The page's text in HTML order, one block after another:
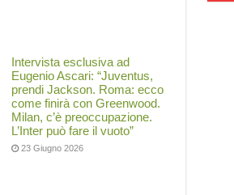
Intervista esclusiva ad
Eugenio Ascari: “Juventus,
prendi Jackson. Roma: ecco
come finirà con Greenwood.
Milan, c’è preoccupazione.
L’Inter può fare il vuoto”
23 Giugno 2026